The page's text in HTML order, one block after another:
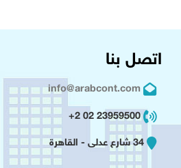
اتصل بنا
info@arabcont.com
23959500 02 2+
34 شارع عدلى - القاهرة